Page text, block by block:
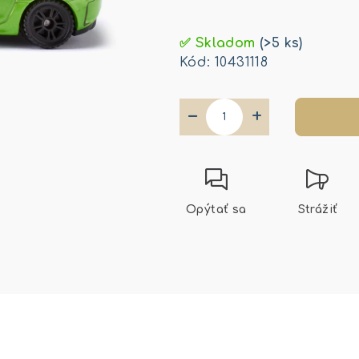
cena:
✅ Skladom (>5 ks)
Kód: 10431118
+
−
Opýtať sa Strážiť